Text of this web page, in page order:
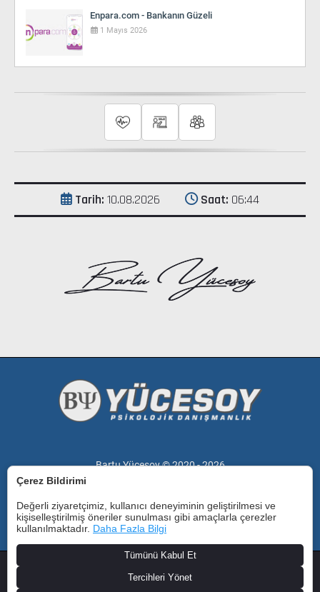
Enpara.com - Bankanın Güzeli
1 Mayıs 2026
Tarih: 10.08.2026 Saat: 06 44
Bartu Yücesoy © 2020 -2026
Hakkımızda İletişim
Gizlilik Politikası
Çerez Bildirimi
Değerli ziyaretçimiz, kullanıcı deneyiminin geliştirilmesi ve
kişiselleştirilmiş öneriler sunulması gibi amaçlarla çerezler
kullanılmaktadır. Daha Fazla Bilgi
Tümünü Kabul Et
Tercihleri Yönet